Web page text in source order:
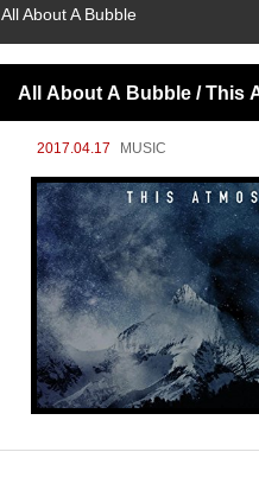
All About A Bubble
All About A Bubble / This
2017.04.17 MUSIC